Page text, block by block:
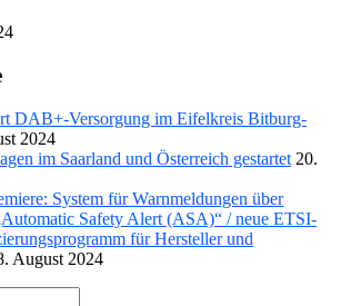
DAB+-Versorgung im Eifelkreis Bitburg-
2024
im Saarland und Österreich gestartet 20.
System für Warnmeldungen über
Safety Alert (ASA)“ / neue ETSI-
für Hersteller und
August 2024